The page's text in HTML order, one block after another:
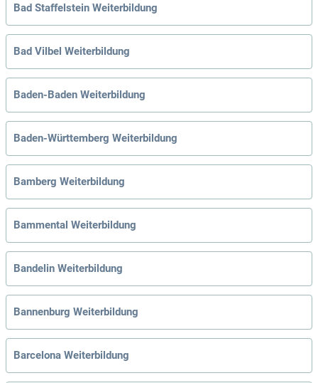
Bad Staffelstein Weiterbildung
Bad Vilbel Weiterbildung
Baden-Baden Weiterbildung
Baden-Württemberg Weiterbildung
Bamberg Weiterbildung
Bammental Weiterbildung
Bandelin Weiterbildung
Bannenburg Weiterbildung
Barcelona Weiterbildung